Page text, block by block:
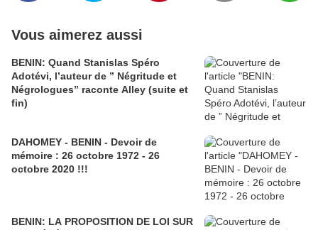
Vous aimerez aussi
BENIN: Quand Stanislas Spéro
Adotévi, l’auteur de ” Négritude et
Négrologues” raconte Alley (suite et
fin)
DAHOMEY - BENIN - Devoir de
mémoire : 26 octobre 1972 - 26
octobre 2020 !!!
BENIN: LA PROPOSITION DE LOI SUR